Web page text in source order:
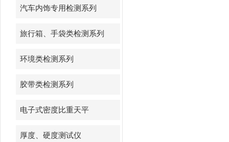
汽车内饰专用检测系列
旅行箱、手袋类检测系列
环境类检测系列
胶带类检测系列
电子式密度比重天平
厚度、硬度测试仪